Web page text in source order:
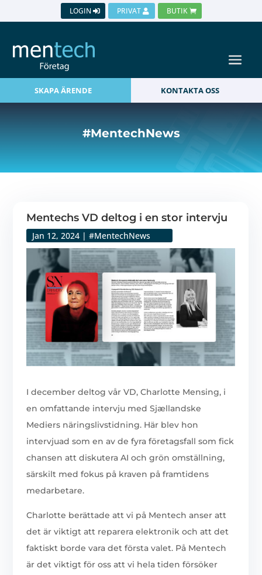
LOGIN PRIVAT BUTIK
SKAPA ÄRENDE KONTAKTA OSS
#MentechNews
Mentechs VD deltog i en stor intervju
Jan 12, 2024| #MentechNews
I december deltog vår VD, Charlotte Mensing, i
en omfattande intervju med Sjællandske
Mediers näringslivstidning. Här blev hon
intervjuad som en av de fyra företagsfall som fick
chansen att diskutera AI och grön omställning,
särskilt med fokus på kraven på framtidens
medarbetare.
Charlotte berättade att vi på Mentech anser att
det är viktigt att reparera elektronik och att det
faktiskt borde vara det första valet. På Mentech
är det viktigt för oss att vi hela tiden försöker